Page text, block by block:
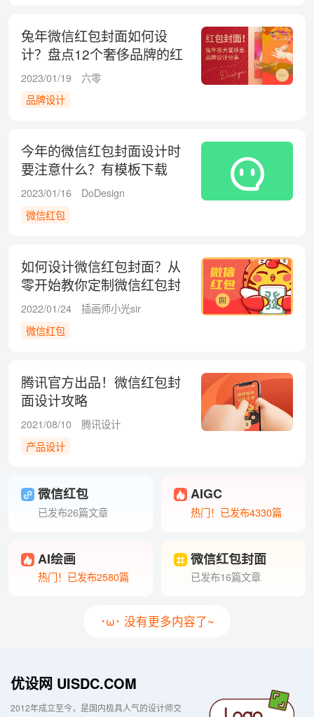
兔年微信红包封面如何设
计？盘点12个奢侈品牌的红
包封面！
2023/01/19
六零
品牌设计
今年的微信红包封面设计时
要注意什么？有模板下载
吗？
2023/01/16
DoDesign
微信红包
如何设计微信红包封面？从
零开始教你定制微信红包封
面
2022/01/24
插画师小光sir
微信红包
腾讯官方出品！微信红包封
面设计攻略
2021/08/10
腾讯设计
产品设计
微信红包
已发布26篇文章
AIGC
热门！已发布4330篇
AI绘画
热门！已发布2580篇
微信红包封面
已发布16篇文章
･ω･ 没有更多内容了~
优设网 UISDC.COM
2012年成立至今，是国内极具人气的设计师交